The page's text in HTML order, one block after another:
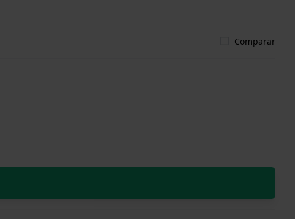
Comparar